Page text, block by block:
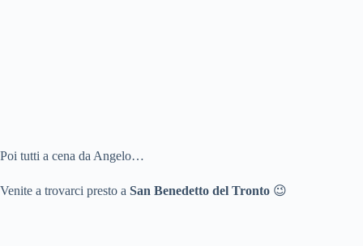
Poi tutti a cena da Angelo…
Venite a trovarci presto a San Benedetto del Tronto 😉